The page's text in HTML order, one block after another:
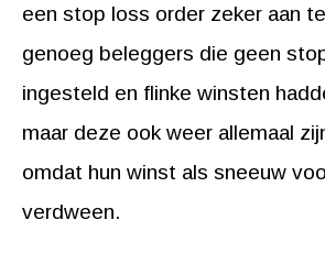
een stop loss order zeker aan
genoeg beleggers die geen
ingesteld en flinke winsten
maar deze ook weer allemaal
omdat hun winst als sneeuw
verdween.